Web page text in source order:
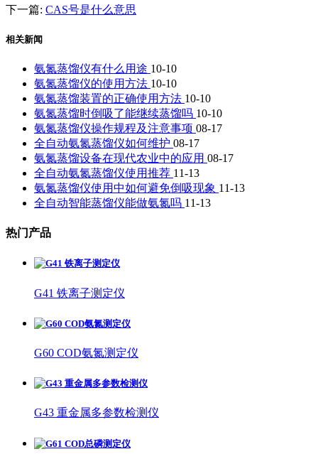
下一篇: CAS号是什么意思
相关新闻
氨氮蒸馏仪有什么用途 10-10
氨氮蒸馏仪的使用方法 10-10
氨氮蒸馏装置的正确使用方法 10-10
氨氮蒸馏时倒吸了能继续蒸馏吗 10-10
氨氮蒸馏仪操作规程及注意事项 08-17
全自动氨氮蒸馏仪如何维护 08-17
氨氮蒸馏设备在现代农业中的应用 08-17
全自动氨氮蒸馏仪使用推荐 11-13
氨氮蒸馏仪使用中如何避免倒吸现象 11-13
全自动智能蒸馏仪能做氨氮吗 11-13
热门产品
G41 铁离子测定仪
G60 COD氨氮测定仪
G43 重金属多参数检测仪